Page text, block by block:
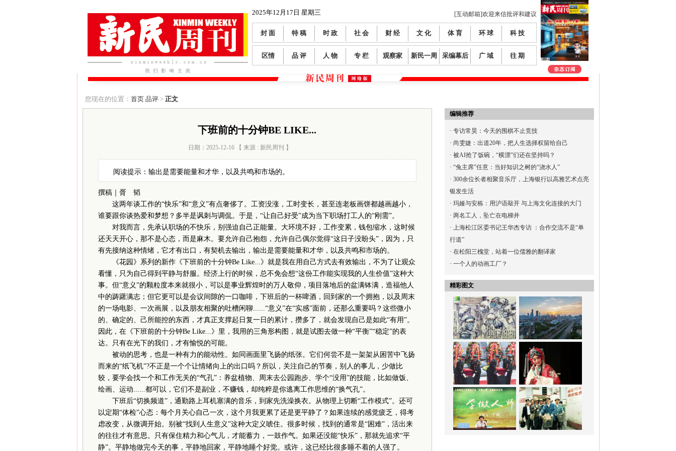
2025年12月17日 星期三 [互动邮箱]欢迎来信批评和建议
封 面 特 稿 时 政 社 会 财 经 文 化 体 育 环 球 科 技
区情 品 评 人 物 专 栏 观察家 新民一周 采编幕后 广 域 往 期
您现在的位置： 首页 品评> 正文
下班前的十分钟BE LIKE...
日期：2025-12-16 【 来源 : 新民周刊 】
阅读提示：输出是需要能量和才华，以及共鸣和市场的。
撰稿｜胥 韬
这两年谈工作的“快乐”和“意义”有点奢侈了。工资没涨，工时变长，甚至连老板画饼都越画越小，
谁要跟你谈热爱和梦想？多半是讽刺与调侃。于是，“让自己好受”成为当下职场打工人的“刚需”。
对我而言，先承认职场的不快乐，别强迫自己正能量。大环境不好，工作变累，钱包缩水，这时候
还天天开心，那不是心态，而是麻木。要允许自己抱怨，允许自己偶尔觉得“这日子没盼头”，因为，只
有先接纳这种情绪，它才有出口，有契机去输出，输出是需要能量和才华，以及共鸣和市场的。
《花园》系列的新作《下班前的十分钟Be Like...》就是我在用自己方式去有效输出，不为了让观众
看懂，只为自己得到平静与舒服。经济上行的时候，总不免会想“这份工作能实现我的人生价值”这种大
事。但“意义”的颗粒度本来就很小，可以是事业辉煌时的万人敬仰，项目落地后的盆满钵满，造福他人
中的踌躇满志；但它更可以是会议间隙的一口咖啡，下班后的一杯啤酒，回到家的一个拥抱，以及周末
的一场电影、一次画展，以及朋友相聚的吐槽闲聊......“意义”在“实感”面前，还那么重要吗？这些微小
的、确定的、己所能控的东西，才真正支撑起日复一日的累计，攒多了，就会发现自己是如此“有用”。
因此，在《下班前的十分钟Be Like...》里，我用的三角形构图，就是试图去做一种“平衡”“稳定”的表
达。只有在光下的我们，才有愉悦的可能。
被动的思考，也是一种有力的能动性。如同画面里飞扬的纸张。它们何尝不是一架架从困苦中飞扬
而来的“纸飞机”?不正是一个个让情绪向上的出口吗？所以，关注自己的节奏，别人的事儿，少做比
较，要学会找一个和工作无关的“气孔”：养盆植物、周末去公园跑步、学个“没用”的技能，比如做饭、
绘画、运动......都可以，它们不是副业，不赚钱，却纯粹是你逃离工作思维的“换气孔”。
下班后“切换频道”，通勤路上耳机塞满的音乐，到家先洗澡换衣。从物理上切断“工作模式”。还可
以定期“体检”心态：每个月关心自己一次，这个月我更累了还是更平静了？如果连续的感觉疲乏，得考
虑改变，从微调开始。别被“找到人生意义”这种大定义唬住。很多时候，找到的通常是“困难”，活出来
的往往才有意思。只有保住精力和心气儿，才能蓄力，一鼓作气。如果还没能“快乐”，那就先追求“平
静”。平静地做完今天的事，平静地回家，平静地睡个好觉。或许，这已经比很多睡不着的人强了。
编辑推荐
· 专访常昊：今天的围棋不止竞技
· 尚雯婕：出道20年，把人生选择权留给自己
· 被AI抢了饭碗，“横漂”们还在坚持吗？
· “兔主席”任意：当好知识之树的“浇水人”
· 300余位长者相聚音乐厅，上海银行以高雅艺术点亮
银发生活
· 玛娅与安栋：用沪语敲开 与上海文化连接的大门
· 两名工人，坠亡在电梯井
· 上海松江区委书记王华杰专访 ：合作交流不是“单
行道”
· 在松阳三槐堂，站着一位儒雅的翻译家
· 一个人的动画工厂？
精彩图文